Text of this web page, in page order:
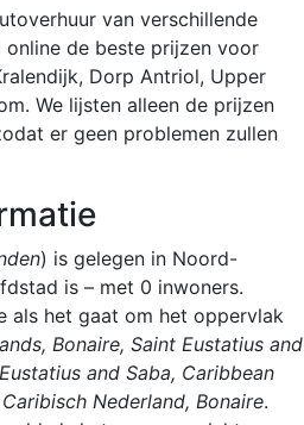
van verschillende
online de beste prijzen voor
Dorp Antriol, Upper
We lijsten alleen de prijzen
er geen problemen zullen
) is gelegen in Noord-
is – met 0 inwoners.
als het gaat om het oppervlak
Bonaire, Saint Eustatius and
and Saba, Caribbean
Nederland, Bonaire.